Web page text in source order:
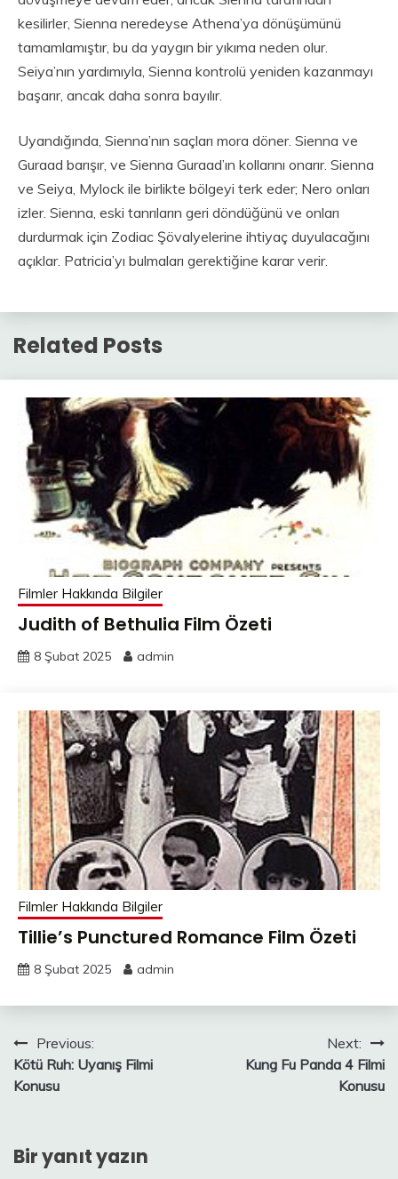
kesilirler, Sienna neredeyse Athena’ya dönüşümünü
tamamlamıştır, bu da yaygın bir yıkıma neden olur.
Seiya’nın yardımıyla, Sienna kontrolü yeniden kazanmayı
başarır, ancak daha sonra bayılır.
Uyandığında, Sienna’nın saçları mora döner. Sienna ve
Guraad barışır, ve Sienna Guraad’ın kollarını onarır. Sienna
ve Seiya, Mylock ile birlikte bölgeyi terk eder; Nero onları
izler. Sienna, eski tanrıların geri döndüğünü ve onları
durdurmak için Zodiac Şövalyelerine ihtiyaç duyulacağını
açıklar. Patricia’yı bulmaları gerektiğine karar verir.
Related Posts
Filmler Hakkında Bilgiler
Judith of Bethulia Film Özeti
8 Şubat 2025 admin
Filmler Hakkında Bilgiler
Tillie’s Punctured Romance Film Özeti
8 Şubat 2025 admin
Yazı
gezinmesi
Previous:
Kötü Ruh: Uyanış Filmi
Konusu
Next:
Kung Fu Panda 4 Filmi
Konusu
Bir yanıt yazın